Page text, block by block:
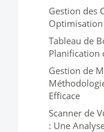
Gestion des
Tableau de
Planification
Gestion de
Efficace
Scanner de
: Une